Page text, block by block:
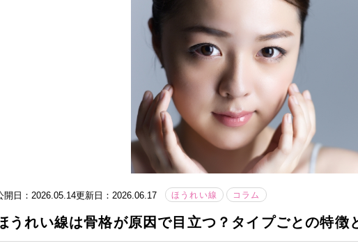
開日：2026.05.14更新日：2026.06.17 ほうれい線 コラム
うれい線は骨格が原因で目立つ？タイプごとの特徴